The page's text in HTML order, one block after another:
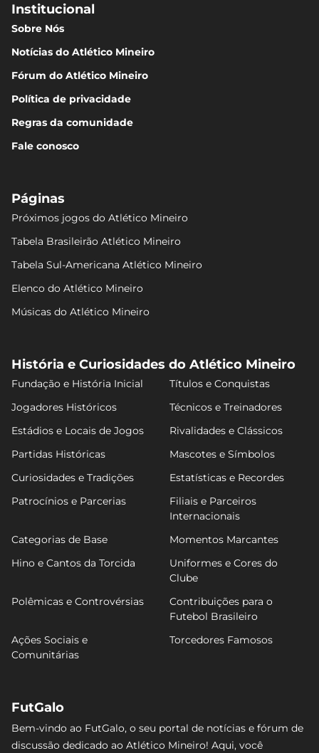
Institucional
Sobre Nós
Notícias do Atlético Mineiro
Fórum do Atlético Mineiro
Política de privacidade
Regras da comunidade
Fale conosco
Páginas
Próximos jogos do Atlético Mineiro
Tabela Brasileirão Atlético Mineiro
Tabela Sul-Americana Atlético Mineiro
Elenco do Atlético Mineiro
Músicas do Atlético Mineiro
História e Curiosidades do Atlético Mineiro
Fundação e História Inicial
Títulos e Conquistas
Jogadores Históricos
Técnicos e Treinadores
Estádios e Locais de Jogos
Rivalidades e Clássicos
Partidas Históricas
Mascotes e Símbolos
Curiosidades e Tradições
Estatísticas e Recordes
Patrocínios e Parcerias
Filiais e Parceiros
Internacionais
Categorias de Base
Momentos Marcantes
Hino e Cantos da Torcida
Uniformes e Cores do
Clube
Polêmicas e Controvérsias
Contribuições para o
Futebol Brasileiro
Ações Sociais e
Comunitárias
Torcedores Famosos
FutGalo
Bem-vindo ao FutGalo, o seu portal de notícias e fórum de
discussão dedicado ao Atlético Mineiro! Aqui, você